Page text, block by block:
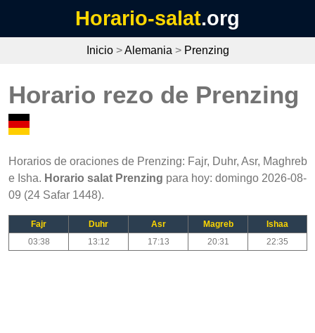
Horario-salat.org
Inicio>Alemania > Prenzing
Horario rezo de Prenzing
Horarios de oraciones de Prenzing: Fajr, Duhr, Asr, Maghreb
e Isha. Horario salat Prenzing para hoy: domingo 2026-08-
09 (24 Safar 1448).
Fajr Duhr Asr Magreb
Ishaa
03:38
13:12 17:13 20:31 22:35